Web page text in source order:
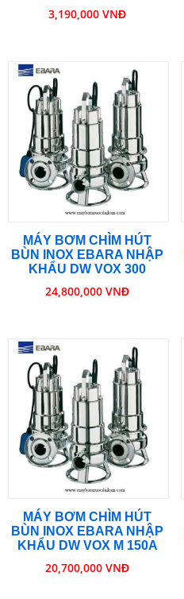
3,190,000 VNĐ
MÁY BƠM CHÌM HÚT
BÙN INOX EBARA NHẬP
KHẨU DW VOX 300
24,800,000 VNĐ
MÁY BƠM CHÌM HÚT
BÙN INOX EBARA NHẬP
KHẨU DW VOX M 150A
20,700,000 VNĐ